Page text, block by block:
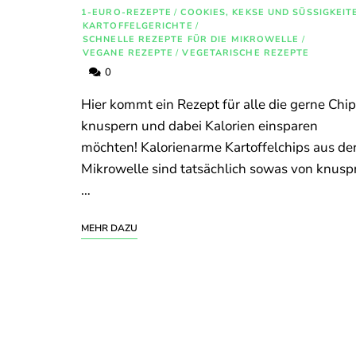
1-EURO-REZEPTE / COOKIES, KEKSE UND
KARTOFFELGERICHTE /
SCHNELLE REZEPTE FÜR DIE MIKROWELLE /
VEGANE REZEPTE / VEGETARISCHE REZEPTE
0
Hier kommt ein Rezept für alle die gerne
knuspern und dabei Kalorien einsparen
möchten! Kalorienarme Kartoffelchips aus
Mikrowelle sind tatsächlich sowas von
…
MEHR DAZU